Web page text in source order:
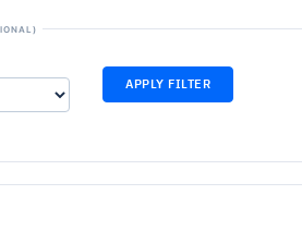
APPLY FILTER